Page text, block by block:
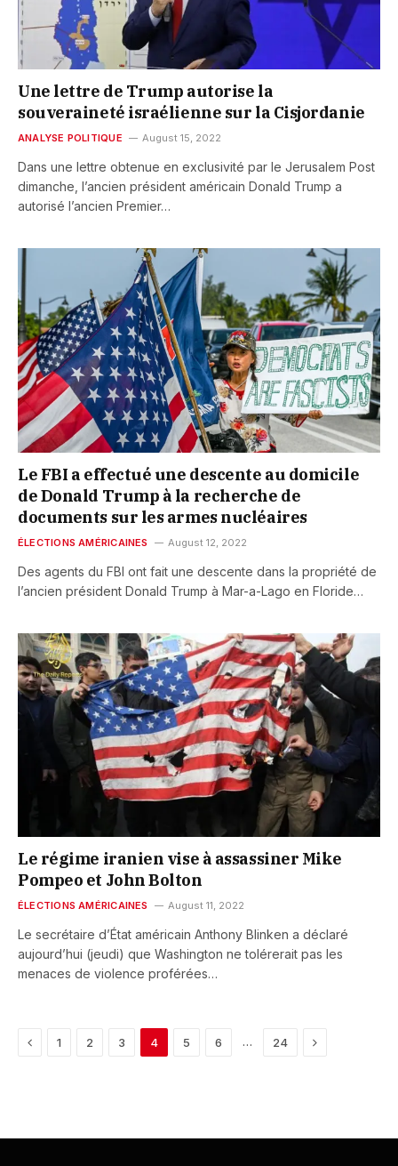
Une lettre de Trump autorise la
souveraineté israélienne sur la Cisjordanie
ANALYSE POLITIQUE August 15, 2022
Dans une lettre obtenue en exclusivité par le Jerusalem Post
dimanche, l’ancien président américain Donald Trump a
autorisé l’ancien Premier…
Le FBI a effectué une descente au domicile
de Donald Trump à la recherche de
documents sur les armes nucléaires
ÉLECTIONS AMÉRICAINES August 12, 2022
Des agents du FBI ont fait une descente dans la propriété de
l’ancien président Donald Trump à Mar-a-Lago en Floride…
Le régime iranien vise à assassiner Mike
Pompeo et John Bolton
ÉLECTIONS AMÉRICAINES August 11, 2022
Le secrétaire d’État américain Anthony Blinken a déclaré
aujourd’hui (jeudi) que Washington ne tolérerait pas les
menaces de violence proférées…
Previous
1 2 3 4 5 6 … 24 Next